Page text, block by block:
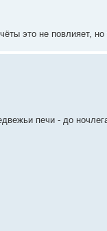
это не повлияет, но
печи - до